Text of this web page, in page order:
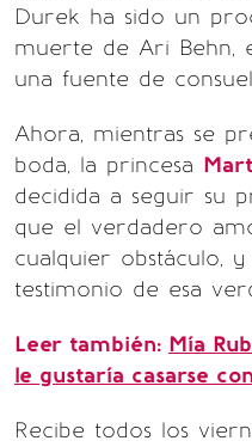
Durek ha sido un
muerte de Ari Behn,
una fuente de
Ahora, mientras se
boda, la princesa
decidida a seguir su
que el verdadero
cualquier obstáculo,
testimonio de esa
Leer también: Mía
le gustaría casarse
Recibe todos los